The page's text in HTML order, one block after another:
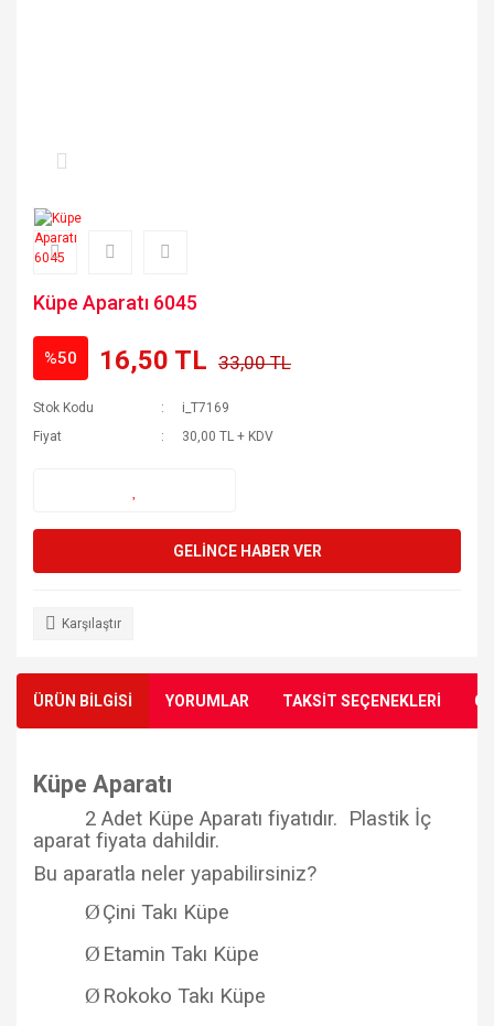
Küpe Aparatı 6045
%50 16,50 TL 33,00 TL
Stok Kodu
i_T7169
Fiyat
30,00 TL + KDV
GELİNCE HABER VER
Karşılaştır
ÜRÜN BİLGİSİ YORUMLAR TAKSİT SEÇENEKLERİ
Küpe Aparatı
2 Adet Küpe Aparatı fiyatıdır. Plastik İç
aparat fiyata dahildir.
Bu aparatla neler yapabilirsiniz?
ØÇini Takı Küpe
Ø Etamin Takı Küpe
Ø Rokoko Takı Küpe